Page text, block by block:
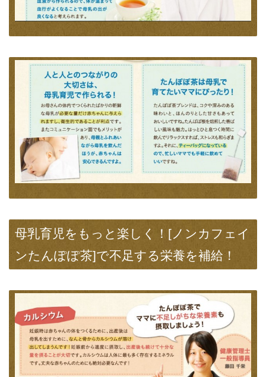
母乳育児をもっと楽しく！[ノンカフェイ
ンたんぽぽ茶]で不足する栄養を補給！